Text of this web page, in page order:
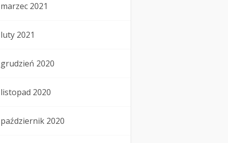
marzec 2021
luty 2021
grudzień 2020
listopad 2020
październik 2020